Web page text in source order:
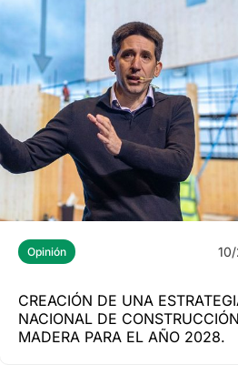
Opinión
CREACIÓN DE UNA
NACIONAL DE
MADERA PARA EL AÑO 2028.